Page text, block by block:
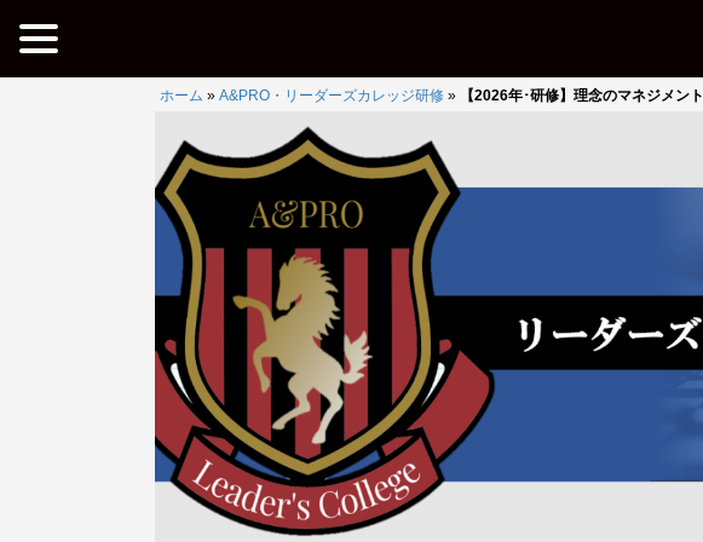
ホーム » A&PRO・リーダーズカレッジ研修» 【2026年･研修】理念のマネジメント